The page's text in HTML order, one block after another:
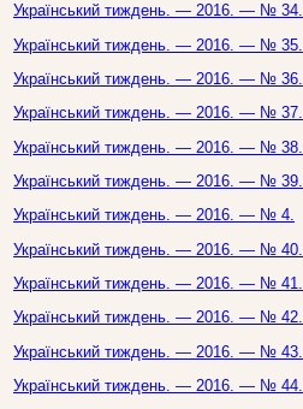
Український тиждень. — 2016. — № 34.
Український тиждень. — 2016. — № 35.
Український тиждень. — 2016. — № 36.
Український тиждень. — 2016. — № 37.
Український тиждень. — 2016. — № 38.
Український тиждень. — 2016. — № 39.
Український тиждень. — 2016. — № 4.
Український тиждень. — 2016. — № 40.
Український тиждень. — 2016. — № 41.
Український тиждень. — 2016. — № 42.
Український тиждень. — 2016. — № 43.
Український тиждень. — 2016. — № 44.